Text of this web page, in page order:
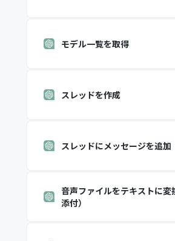
モデル一覧を取得
スレッドを作成
スレッドにメッセージを追加
音声ファイルをテキストに変
添付）